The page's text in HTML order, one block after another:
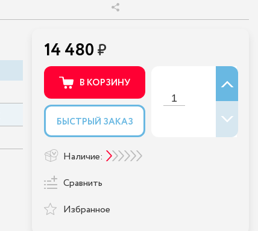
14 480
В КОРЗИНУ
БЫСТРЫЙ ЗАКАЗ
Наличие:
Сравнить
Избранное